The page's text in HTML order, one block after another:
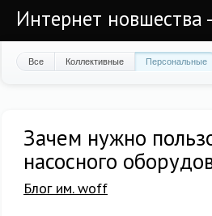
Интернет новшества
Все Коллективные Персональные
Зачем нужно
насосного
Блог им. woff